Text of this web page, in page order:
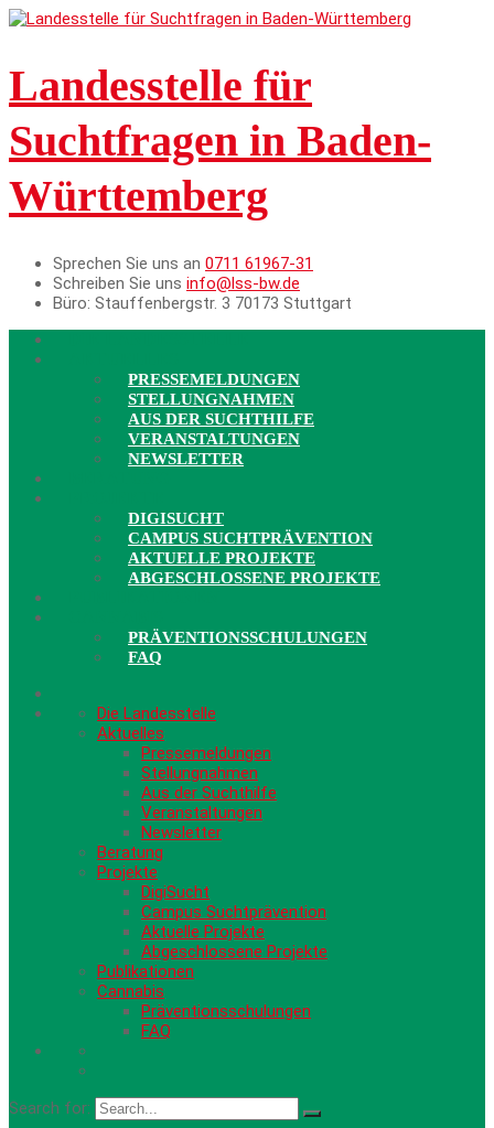
Landesstelle für
Suchtfragen in Baden-
Württemberg
Sprechen Sie uns an 0711 61967-31
Schreiben Sie uns info@lss-bw.de
Büro: Stauffenbergstr. 3 70173 Stuttgart
PRESSEMELDUNGEN
STELLUNGNAHMEN
AUS DER SUCHTHILFE
VERANSTALTUNGEN
NEWSLETTER
DIGISUCHT
CAMPUS SUCHTPRÄVENTION
AKTUELLE PROJEKTE
ABGESCHLOSSENE PROJEKTE
PRÄVENTIONSSCHULUNGEN
FAQ
Die Landesstelle
Aktuelles
Pressemeldungen
Stellungnahmen
Aus der Suchthilfe
Veranstaltungen
Newsletter
Beratung
Projekte
DigiSucht
Campus Suchtprävention
Aktuelle Projekte
Abgeschlossene Projekte
Publikationen
Cannabis
Präventionsschulungen
FAQ
Search for: